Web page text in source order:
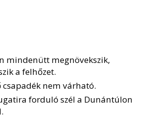
mindenütt megnövekszik,
a felhőzet.
csapadék nem várható.
forduló szél a Dunántúlon